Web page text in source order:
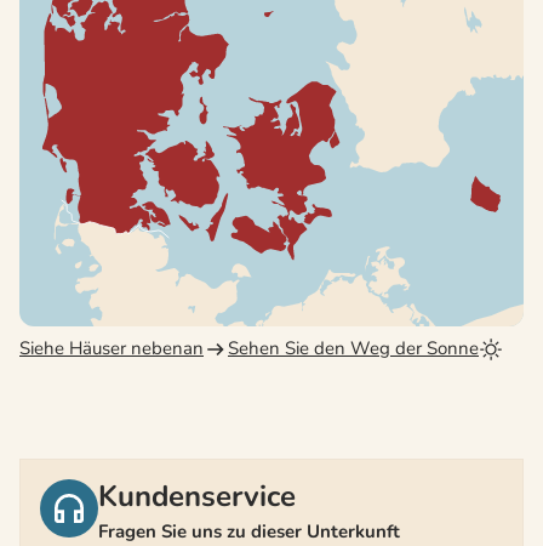
Siehe Häuser nebenan Sehen Sie den Weg der Sonne
Kundenservice
Fragen Sie uns zu dieser Unterkunft